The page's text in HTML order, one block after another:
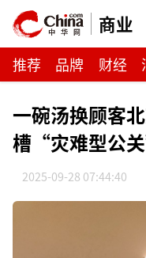
商业
推荐 品牌 财经
一碗汤换顾客
槽“灾难型公
2025-09-28 07:44:40